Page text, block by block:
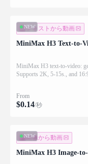
NEW
テキストから動画
MiniMax H3 Text-to-
MiniMax H3 text-to-video:
Supports 2K, 5-15s., and
From
$0.14/秒
NEW
画像から動画
MiniMax H3 Image-